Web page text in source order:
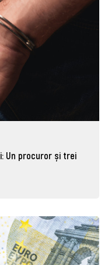
Un procuror și trei